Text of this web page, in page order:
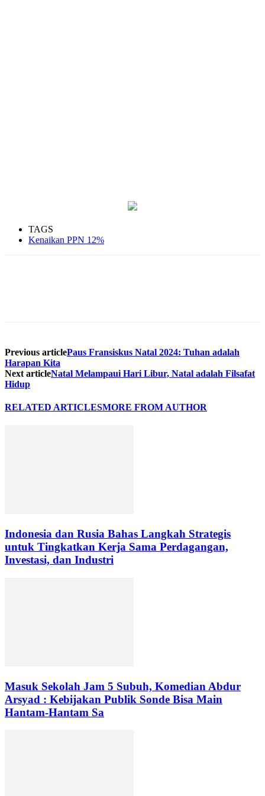
TAGS
Kenaikan PPN 12%
Previous articlePaus Fransiskus Natal 2024: Tuhan adalah
Harapan Kita
Next articleNatal Melampaui Hari Libur, Natal adalah Filsafat
Hidup
RELATED ARTICLESMORE FROM AUTHOR
Indonesia dan Rusia Bahas Langkah Strategis
untuk Tingkatkan Kerja Sama Perdagangan,
Investasi, dan Industri
Masuk Sekolah Jam 5 Subuh, Komedian Abdur
Arsyad : Kebijakan Publik Sonde Bisa Main
Hantam-Hantam Sa